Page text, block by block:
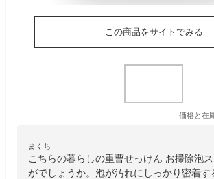
この商品をサイトでみる
価格と在
まくち
こちらの暮らしの重曹せっけん お掃除泡
がでしょうか。泡が汚れにしっかり密着す